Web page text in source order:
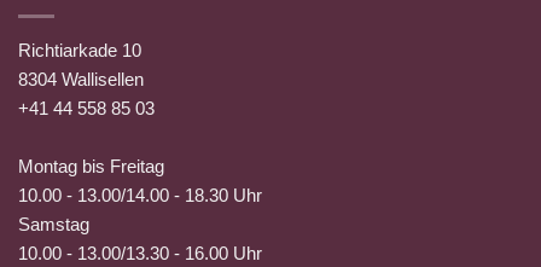
Richtiarkade 10
8304 Wallisellen
+41 44 558 85 03
Montag bis Freitag
10.00 - 13.00/14.00 - 18.30 Uhr
Samstag
10.00 - 13.00/13.30 - 16.00 Uhr